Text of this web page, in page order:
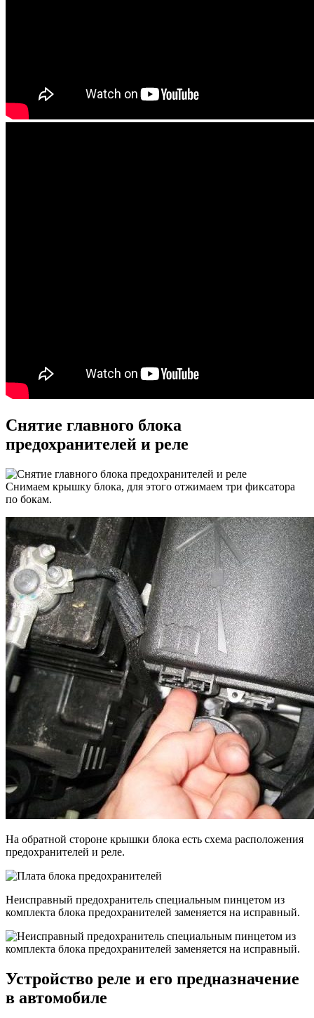
Снятие главного блока
предохранителей и реле
Снимаем крышку блока, для этого отжимаем три фиксатора
по бокам.
На обратной стороне крышки блока есть схема расположения
предохранителей и реле.
Неисправный предохранитель специальным пинцетом из
комплекта блока предохранителей заменяется на исправный.
Устройство реле и его предназначение
в автомобиле